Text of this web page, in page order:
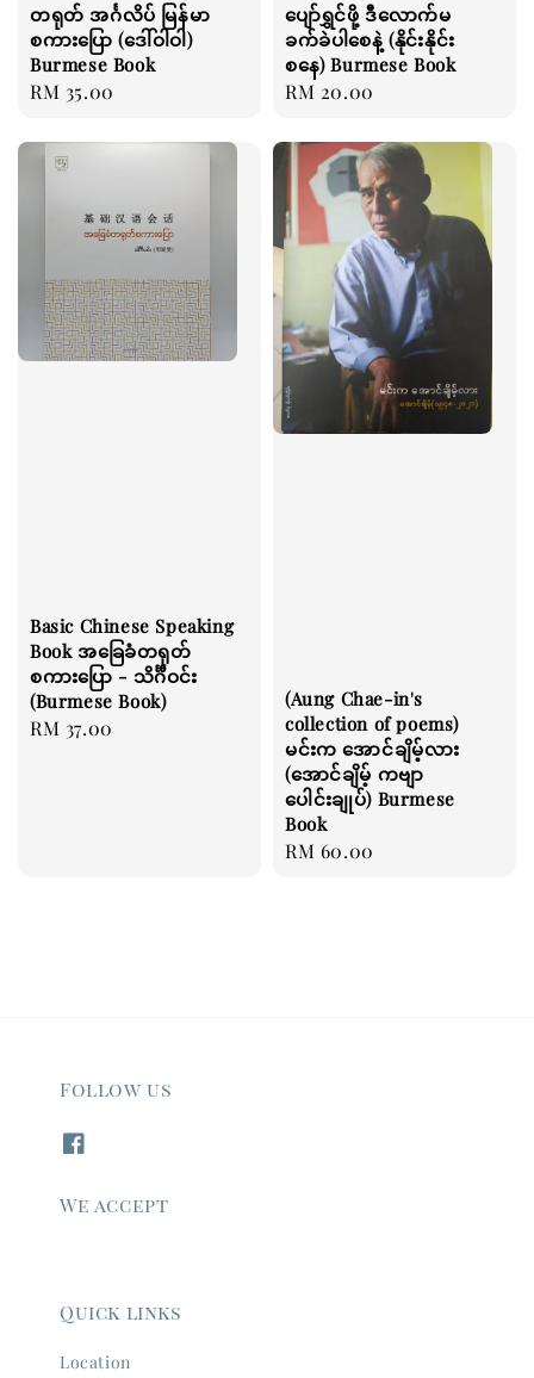
တရုတ် အင်္ဂလိပ် မြန်မာ
စကားပြော (ဒေါ်ဝါဝါ)
Burmese Book
Regular
RM 35.00
ပျော်ရွှင်ဖို့ ဒီလောက်မ
ခက်ခဲပါစေနဲ့ (နိုင်းနိုင်း
စနေ) Burmese Book
Regular
RM 20.00
Basic Chinese Speaking
Book အခြေခံတရုတ်
စကားပြော - သိင်္ဂီဝင်း
(Burmese Book)
Regular
RM 37.00
(Aung Chae-in's
collection of poems)
မင်းက အောင်ချိမ့်လား
(အောင်ချိမ့် ကဗျာ
ပေါင်းချုပ်) Burmese
Book
Regular
RM 60.00
Follow us
We accept
Quick links
Location